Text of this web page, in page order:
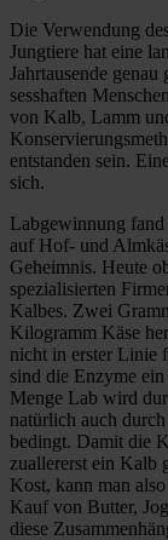
Die Verwendung
Jungtiere hat eine
Jahrtausende
sesshaften
von Kalb, Lamm
entstanden sein.
sich.
Labgewinnung fand
auf Hof- und
Geheimnis. Heute
spezialisierten
Kalbes. Zwei
Kilogramm Käse
nicht in erster Linie
sind die Enzyme
Menge Lab wird
natürlich auch
bedingt. Damit die
zuallererst ein Kalb
Kost, kann man
Kauf von Butter,
diese